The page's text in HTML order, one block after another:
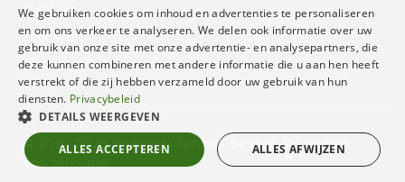
Contact
Diensten
Voorwaarden
© 2022-2026 Freelancer Services Benelux. Alle rechten
voorbehouden.
We gebruiken cookies om inhoud en advertenties te personaliseren
en om ons verkeer te analyseren. We delen ook informatie over uw
gebruik van onze site met onze advertentie- en analysepartners, die
deze kunnen combineren met andere informatie die u aan hen heeft
verstrekt of die zij hebben verzameld door uw gebruik van hun
diensten. Privacybeleid
DETAILS WEERGEVEN
ALLES ACCEPTEREN ALLES AFWIJZEN